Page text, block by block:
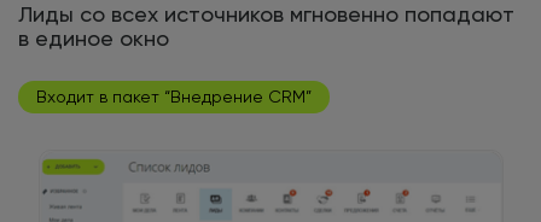
Лиды со всех источников мгновенно попадают
в единое окно
Входит в пакет “Внедрение CRM”